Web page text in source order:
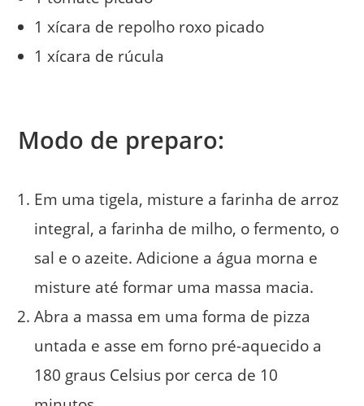
1 xícara de repolho roxo picado
1 xícara de rúcula
Modo de preparo:
Em uma tigela, misture a farinha de arroz
integral, a farinha de milho, o fermento, o
sal e o azeite. Adicione a água morna e
misture até formar uma massa macia.
Abra a massa em uma forma de pizza
untada e asse em forno pré-aquecido a
180 graus Celsius por cerca de 10